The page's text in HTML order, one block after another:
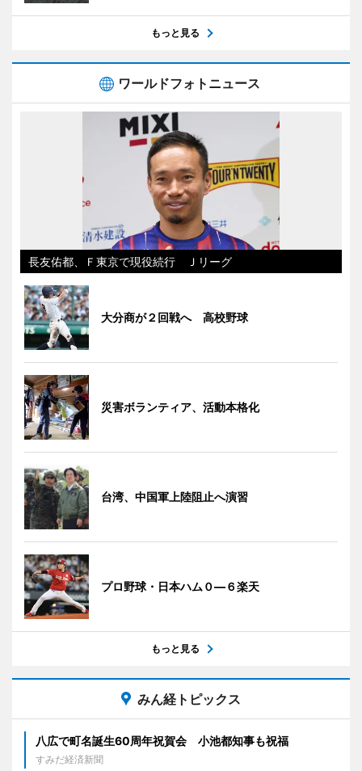
もっと見る
ワールドフォトニュース
長友佑都、Ｆ東京で現役続行 Ｊリーグ
大分商が２回戦へ 高校野球
災害ボランティア、活動本格化
台湾、中国軍上陸阻止へ演習
プロ野球・日本ハム０―６楽天
もっと見る
みん経トピックス
八広で町名誕生60周年祝賀会 小池都知事も祝福
すみだ経済新聞